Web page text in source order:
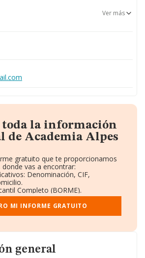
general
Ver más
toda la información
de Academia Alpes
gratuito que te proporcionamos
vas a encontrar:
Denominación, CIF,
Completo (BORME).
Ventas y Empleados.
y Administradores.
y registral complementaria.
MI INFORME GRATUITO